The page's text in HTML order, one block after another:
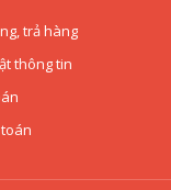
trả hàng
thông tin